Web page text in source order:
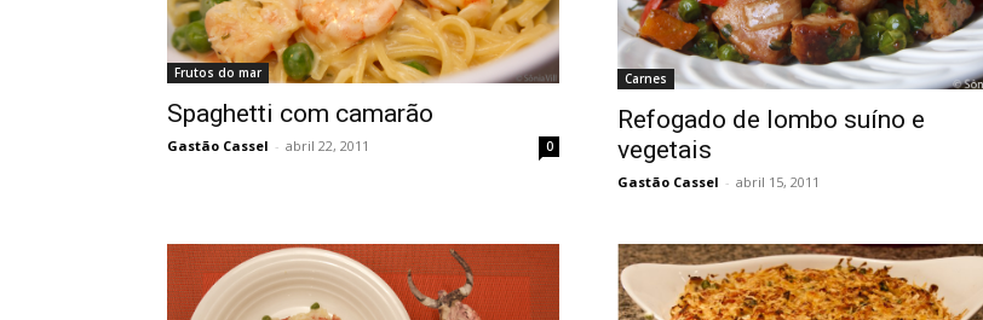
Frutos do mar
Spaghetti com camarão
Gastão Cassel - abril 22, 2011 0
Carnes
Refogado de lombo suíno e
vegetais
Gastão Cassel - abril 15, 2011